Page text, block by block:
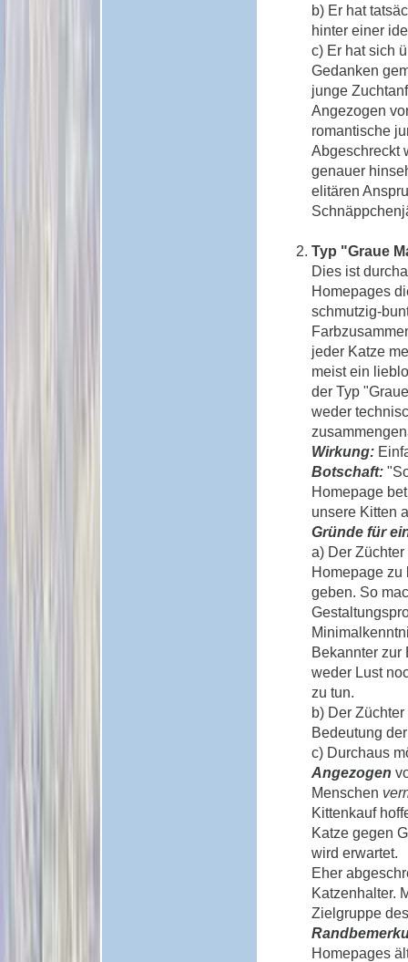
b) Er hat
hinter einer
c) Er hat sich
Gedanken
junge
Angezogen
romantische
Abgeschreckt
genauer
elitären
Typ "Graue
Dies ist
Homepages
schmutzig-
jeder Katze
meist ein
der Typ
weder
Wirkung:
Botschaft:
Homepage
unsere Kitten
Gründe für
a) Der
Homepage zu
geben. So
Bekannter zur
weder Lust
zu tun.
b) Der
Bedeutung
c) Durchaus
Angezogen
Menschen
Kittenkauf
Katze gegen
wird erwartet.
Eher
Katzenhalter.
Zielgruppe
Homepages